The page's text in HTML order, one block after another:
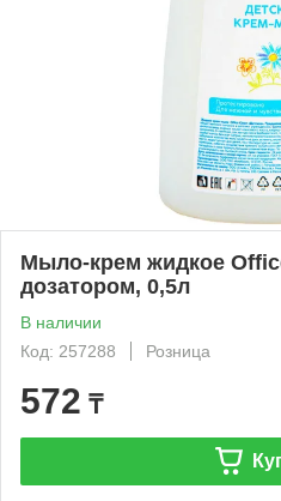
Мыло-крем жидкое
дозатором, 0,5л
В наличии
Код: 257288
Розница
572 ₸